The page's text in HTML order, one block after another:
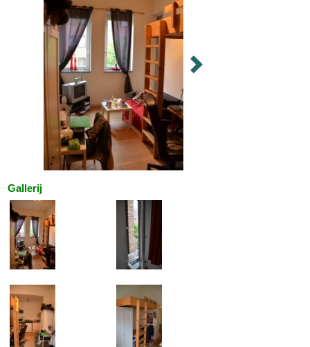
Gallerij